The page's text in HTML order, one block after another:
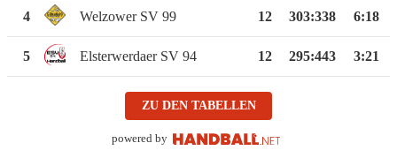
4 Welzower SV 99 12 303:338 6:18
5 Elsterwerdaer SV 94 12 295:443 3:21
ZU DEN TABELLEN
powered by